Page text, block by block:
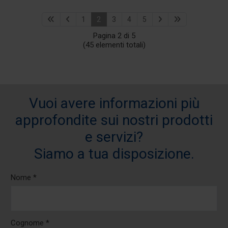
1 2 3 4 5
Pagina 2 di 5
(45 elementi totali)
Vuoi avere informazioni più
approfondite sui nostri prodotti
e servizi?
Siamo a tua disposizione.
Nome *
Cognome *